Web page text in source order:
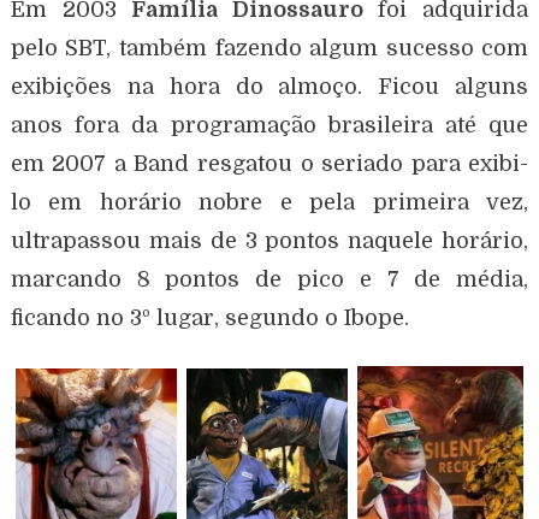
Em 2003 Família Dinossaurofoi adquirida
pelo SBT, também fazendo algum sucesso com
exibições na hora do almoço. Ficou alguns
anos fora da programação brasileira até que
em 2007 a Band resgatou o seriado para exibi-
lo em horário nobre e pela primeira vez,
ultrapassou mais de 3 pontos naquele horário,
marcando 8 pontos de pico e 7 de média,
ficando no 3º lugar, segundo o Ibope.